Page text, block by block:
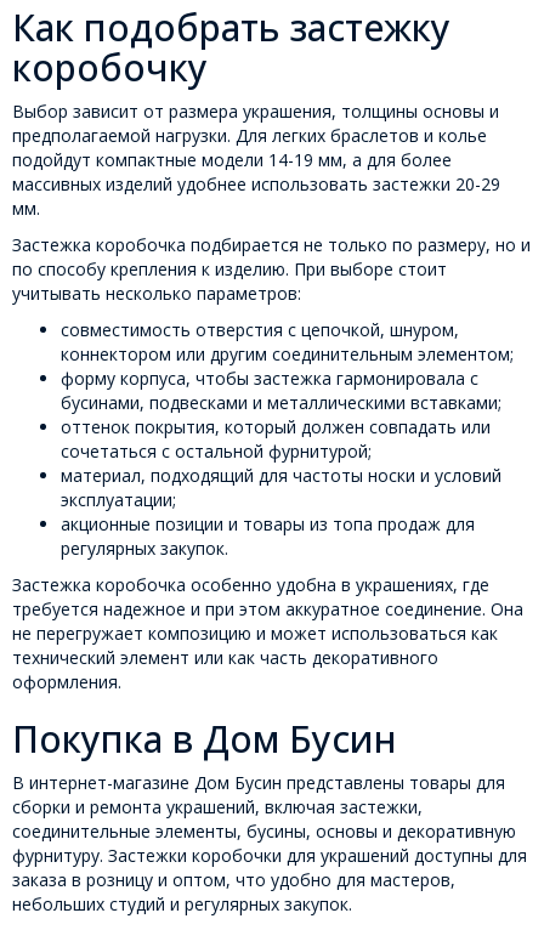
Как подобрать застежку
коробочку
Выбор зависит от размера украшения, толщины основы и
предполагаемой нагрузки. Для легких браслетов и колье
подойдут компактные модели 14-19 мм, а для более
массивных изделий удобнее использовать застежки 20-29
мм.
Застежка коробочка подбирается не только по размеру, но и
по способу крепления к изделию. При выборе стоит
учитывать несколько параметров:
совместимость отверстия с цепочкой, шнуром,
коннектором или другим соединительным элементом;
форму корпуса, чтобы застежка гармонировала с
бусинами, подвесками и металлическими вставками;
оттенок покрытия, который должен совпадать или
сочетаться с остальной фурнитурой;
материал, подходящий для частоты носки и условий
эксплуатации;
акционные позиции и товары из топа продаж для
регулярных закупок.
Застежка коробочка особенно удобна в украшениях, где
требуется надежное и при этом аккуратное соединение. Она
не перегружает композицию и может использоваться как
технический элемент или как часть декоративного
оформления.
Покупка в Дом Бусин
В интернет-магазине Дом Бусин представлены товары для
сборки и ремонта украшений, включая застежки,
соединительные элементы, бусины, основы и декоративную
фурнитуру. Застежки коробочки для украшений доступны для
заказа в розницу и оптом, что удобно для мастеров,
небольших студий и регулярных закупок.